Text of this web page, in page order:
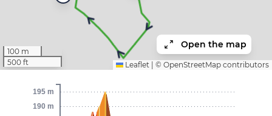
100 m
500 ft
Open the map
Leaflet © OpenStreetMap contributors
190 m
195 m